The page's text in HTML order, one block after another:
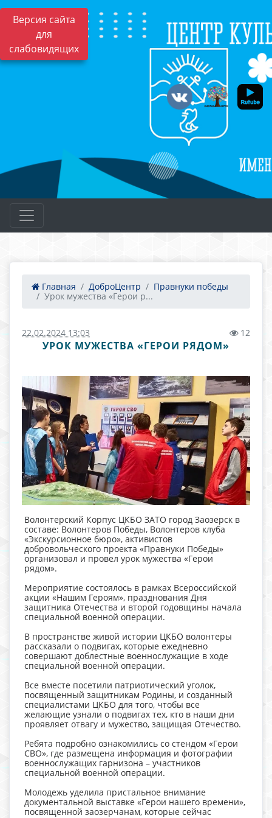
Версия сайта
для
слабовидящих
Главная ДоброЦентр
Правнуки победы
Урок мужества «Герои р...
22.02.2024 13:03 12
УРОК МУЖЕСТВА «ГЕРОИ РЯДОМ»
Волонтерский Корпус ЦКБО ЗАТО город Заозерск в
составе: Волонтеров Победы, Волонтеров клуба
«Экскурсионное бюро», активистов
добровольческого проекта «Правнуки Победы»
организовал и провел урок мужества «Герои
рядом».
Мероприятие состоялось в рамках Всероссийской
акции «Нашим Героям», празднования Дня
защитника Отечества и второй годовщины начала
специальной военной операции.
В пространстве живой истории ЦКБО волонтеры
рассказали о подвигах, которые ежедневно
совершают доблестные военнослужащие в ходе
специальной военной операции.
Все вместе посетили патриотический уголок,
посвященный защитникам Родины, и созданный
специалистами ЦКБО для того, чтобы все
желающие узнали о подвигах тех, кто в наши дни
проявляет отвагу и мужество, защищая Отечество.
Ребята подробно ознакомились со стендом «Герои
СВО», где размещена информация и фотографии
военнослужащих гарнизона – участников
специальной военной операции.
Молодежь уделила пристальное внимание
документальной выставке «Герои нашего времени»,
посвященной заозерчанам, которые сейчас